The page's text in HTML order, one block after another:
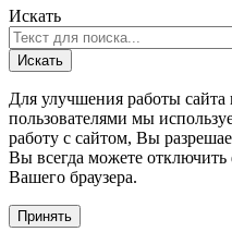
Искать
Искать
Для улучшения работы сайта
пользователями мы
работу с сайтом, Вы
Вы всегда можете
Вашего браузера.
Принять